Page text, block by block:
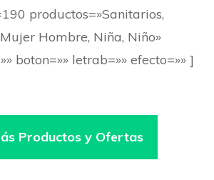
productos=»Sanitarios,
Hombre, Niña, Niño»
boton=»» letrab=»» efecto=»» ]
Productos y Ofertas